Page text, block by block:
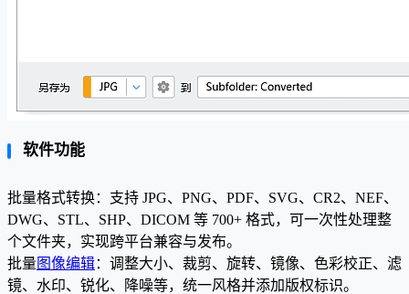
软件功能
批量格式转换：支持 JPG、PNG、PDF、SVG、CR2、NEF、
DWG、STL、SHP、DICOM 等 700+ 格式，可一次性处理整
个文件夹，实现跨平台兼容与发布。
批量图像编辑：调整大小、裁剪、旋转、镜像、色彩校正、滤
镜、水印、锐化、降噪等，统一风格并添加版权标识。